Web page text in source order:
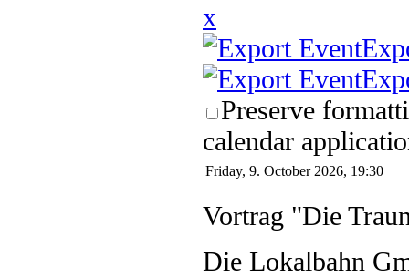
x
Preserve
calendar
Friday, 9. October 2026, 19:30
Vortrag "Die
Die Lokalbahn